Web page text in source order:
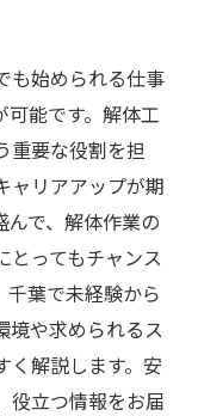
も始められる仕事
能です。解体工
重要な役割を担
ャリアアップが期
で、解体作業の
とってもチャンス
葉で未経験から
境や求められるス
く解説します。安
役立つ情報をお届